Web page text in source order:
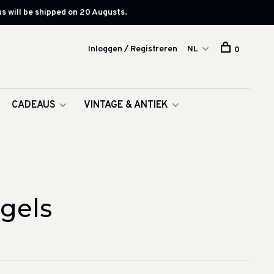
will be shipped on 20 Augusts.
CADEAUS
VINTAGE & ANTIEK
Inloggen / Registreren NL 0